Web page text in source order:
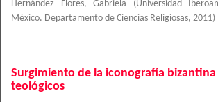
Hernández Flores, Gabriela (Universidad
México. Departamento de Ciencias Religiosas, 2011)
Surgimiento de la iconografía
teológicos